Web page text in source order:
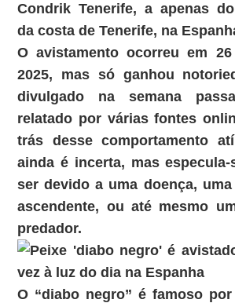
Condrik Tenerife, a apenas
da costa de Tenerife, na
O avistamento ocorreu em
2025, mas só ganhou
divulgado na semana
relatado por várias fontes
trás desse comportamento
ainda é incerta, mas
ser devido a uma doença,
ascendente, ou até mesmo
predador.
O “diabo negro” é famoso